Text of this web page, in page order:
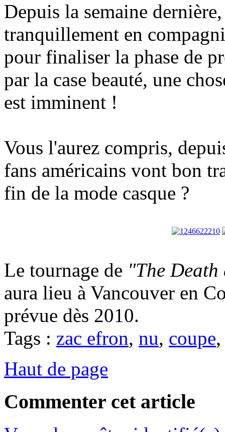
Depuis la semaine
tranquillement en
pour finaliser la phase de
par la case beauté, une
est imminent !
Vous l'aurez compris,
fans américains vont bon
fin de la mode casque ?
Le tournage de "The
aura lieu à Vancouver en
prévue dès 2010.
Tags : zac efron, nu, coupe
Haut de page
Commenter cet article